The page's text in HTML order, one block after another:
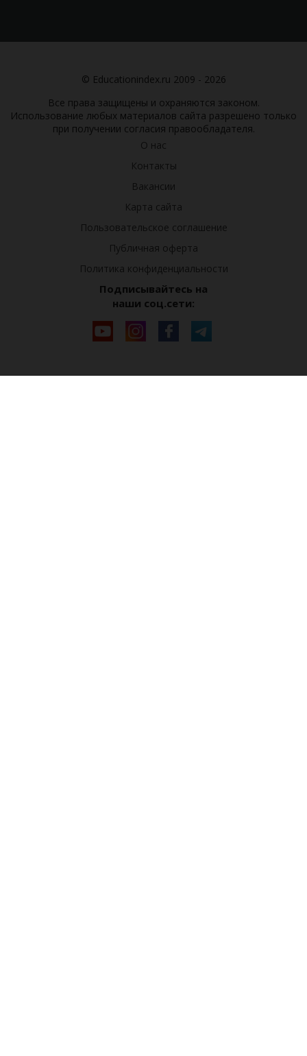
© Educationindex.ru 2009 - 2026
Все права защищены и охраняются законом.
Использование любых материалов сайта разрешено только
при получении согласия правообладателя.
О нас
Контакты
Вакансии
Карта сайта
Пользовательское соглашение
Публичная оферта
Политика конфиденциальности
Подписывайтесь на
наши соц.сети: